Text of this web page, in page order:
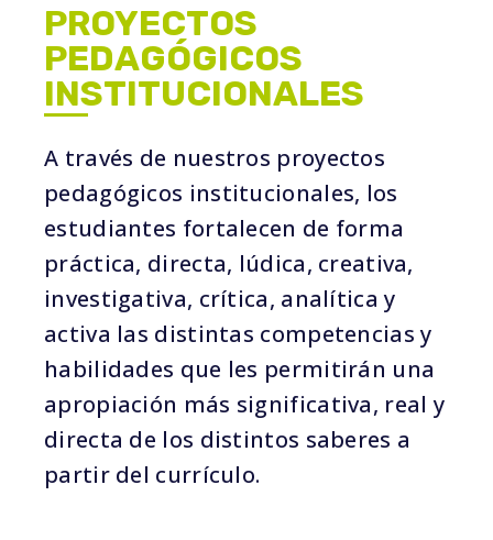
PROYECTOS
PEDAGÓGICOS
INSTITUCIONALES
A través de nuestros proyectos
pedagógicos institucionales, los
estudiantes fortalecen de forma
práctica, directa, lúdica, creativa,
investigativa, crítica, analítica y
activa las distintas competencias y
habilidades que les permitirán una
apropiación más significativa, real y
directa de los distintos saberes a
partir del currículo.